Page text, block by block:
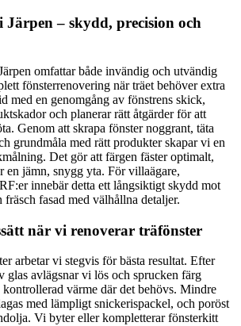
Järpen – skydd, precision och
omfattar både invändig och utvändig
fönsterrenovering när träet behöver extra
med en genomgång av fönstrens skick,
och planerar rätt åtgärder för att
Genom att skrapa fönster noggrant, täta
grundmåla med rätt produkter skapar vi en
Det gör att färgen fäster optimalt,
en jämn, snygg yta. För villaägare,
innebär detta ett långsiktigt skydd mot
fräsch fasad med välhållna detaljer.
när vi renoverar träfönster
arbetar vi stegvis för bästa resultat. Efter
glas avlägsnar vi lös och sprucken färg
värme där det behövs. Mindre
med lämpligt snickerispackel, och poröst
Vi byter eller kompletterar fönsterkitt